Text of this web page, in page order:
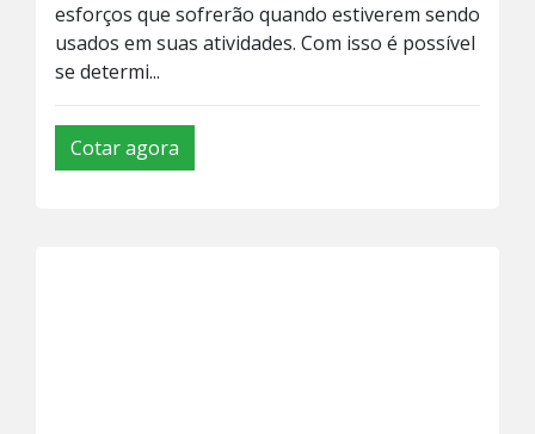
esforços que sofrerão quando estiverem sendo
usados em suas atividades. Com isso é possível
se determi...
Cotar agora